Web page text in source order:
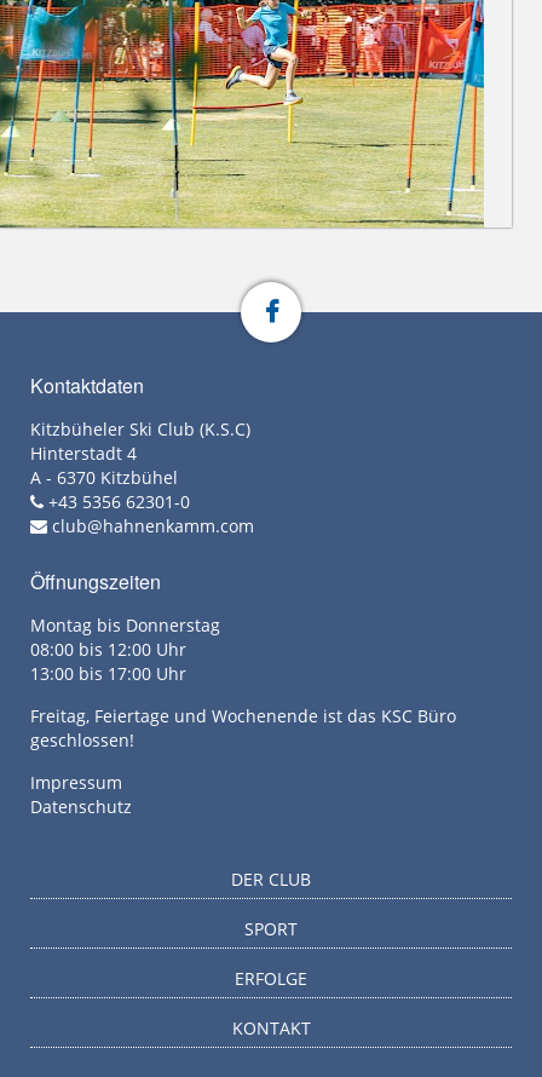
Kontaktdaten
Kitzbüheler Ski Club (K.S.C)
Hinterstadt 4
A - 6370 Kitzbühel
+43 5356 62301-0
club@hahnenkamm.com
Öffnungszeiten
Montag bis Donnerstag
08:00 bis 12:00 Uhr
13:00 bis 17:00 Uhr
Freitag, Feiertage und Wochenende ist das KSC Büro
geschlossen!
Impressum
Datenschutz
DER CLUB
SPORT
ERFOLGE
KONTAKT